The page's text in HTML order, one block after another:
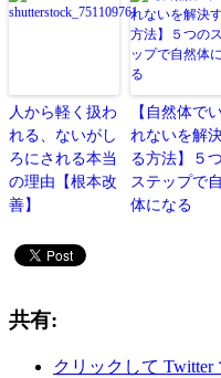
人から軽く扱わ
れる、ないがし
ろにされる本当
の理由【根本改
善】
【自然体で
れないを解
る方法】５
ステップで
体になる
共有:
クリックして